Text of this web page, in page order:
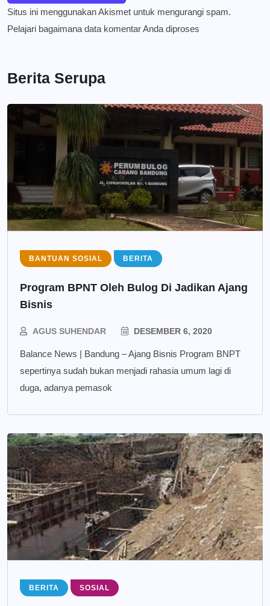
Situs ini menggunakan Akismet untuk mengurangi spam.
Pelajari bagaimana data komentar Anda diproses
Berita Serupa
BANTUAN SOSIAL BERITA
Program BPNT Oleh Bulog Di Jadikan Ajang
Bisnis
AGUS SUHENDAR DESEMBER 6, 2020
Balance News | Bandung – Ajang Bisnis Program BNPT
sepertinya sudah bukan menjadi rahasia umum lagi di
duga, adanya pemasok
BERITA SOSIAL